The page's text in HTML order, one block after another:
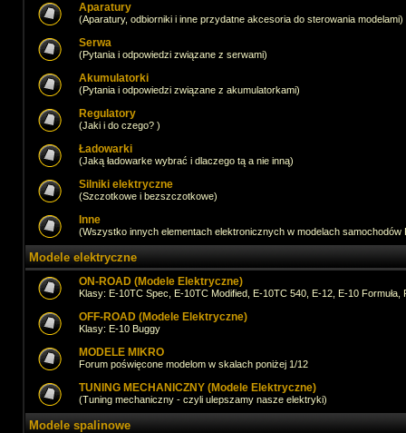
Aparatury
(Aparatury, odbiorniki i inne przydatne akcesoria do sterowania modelami)
Serwa
(Pytania i odpowiedzi związane z serwami)
Akumulatorki
(Pytania i odpowiedzi związane z akumulatorkami)
Regulatory
(Jaki i do czego? )
Ładowarki
(Jaką ładowarke wybrać i dlaczego tą a nie inną)
Silniki elektryczne
(Szczotkowe i bezszczotkowe)
Inne
(Wszystko innych elementach elektronicznych w modelach samochodów
Modele elektryczne
ON-ROAD (Modele Elektryczne)
Klasy: E-10TC Spec, E-10TC Modified, E-10TC 540, E-12, E-10 Formuła,
OFF-ROAD (Modele Elektryczne)
Klasy: E-10 Buggy
MODELE MIKRO
Forum poświęcone modelom w skalach poniżej 1/12
TUNING MECHANICZNY (Modele Elektryczne)
(Tuning mechaniczny - czyli ulepszamy nasze elektryki)
Modele spalinowe